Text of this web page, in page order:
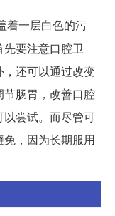
着一层白色的污
要注意口腔卫
还可以通过改变
肠胃，改善口腔
尝试。而尽管可
，因为长期服用